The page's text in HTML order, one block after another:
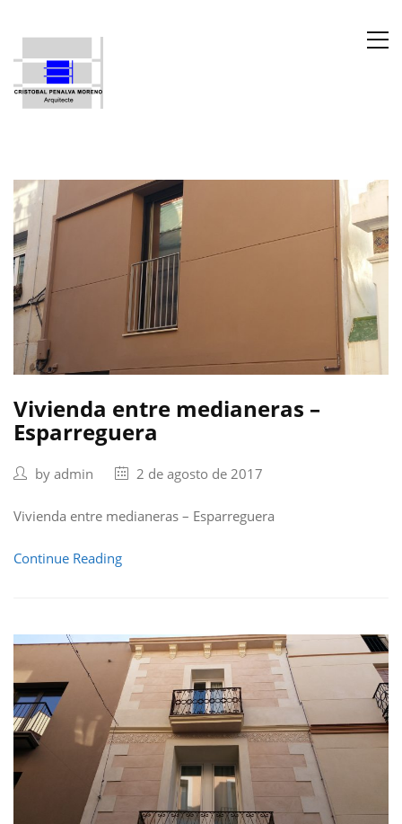
Vivienda entre medianeras –
Esparreguera
by admin 2 de agosto de 2017
Vivienda entre medianeras – Esparreguera
Continue Reading